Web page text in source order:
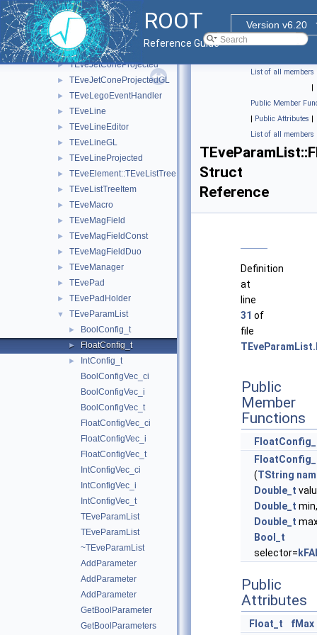
ROOT
Version v6.20
Reference Guide
► TEveGValuatorBase
► TEveJetCone
► TEveJetConeEditor
► TEveJetConeGL
► TEveJetConeProjected
► TEveJetConeProjectedGL
► TEveLegoEventHandler
► TEveLine
► TEveLineEditor
► TEveLineGL
► TEveLineProjected
► TEveElement::TEveListTreeInfo
► TEveListTreeItem
► TEveMacro
► TEveMagField
► TEveMagFieldConst
► TEveMagFieldDuo
► TEveManager
► TEvePad
► TEvePadHolder
▼ TEveParamList
► BoolConfig_t
► FloatConfig_t
►
IntConfig_t
BoolConfigVec_ci
BoolConfigVec_i
BoolConfigVec_t
FloatConfigVec_ci
FloatConfigVec_i
FloatConfigVec_t
IntConfigVec_ci
IntConfigVec_i
IntConfigVec_t
TEveParamList
TEveParamList
~TEveParamList
AddParameter
AddParameter
AddParameter
GetBoolParameter
GetBoolParameters
List of all members
|
Public Member
| Public Attributes |
List of all members
Struct
Reference
Definition
at
line
31 of
file
Public
Member
Functions
(TString
Double_t
Double_t min,
Double_t
Bool_t
selector=
Public
Attributes
Float_t fMax